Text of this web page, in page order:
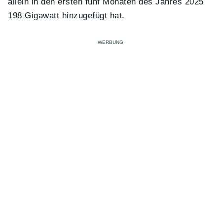
allein in den ersten fünf Monaten des Jahres 2025
198 Gigawatt hinzugefügt hat.